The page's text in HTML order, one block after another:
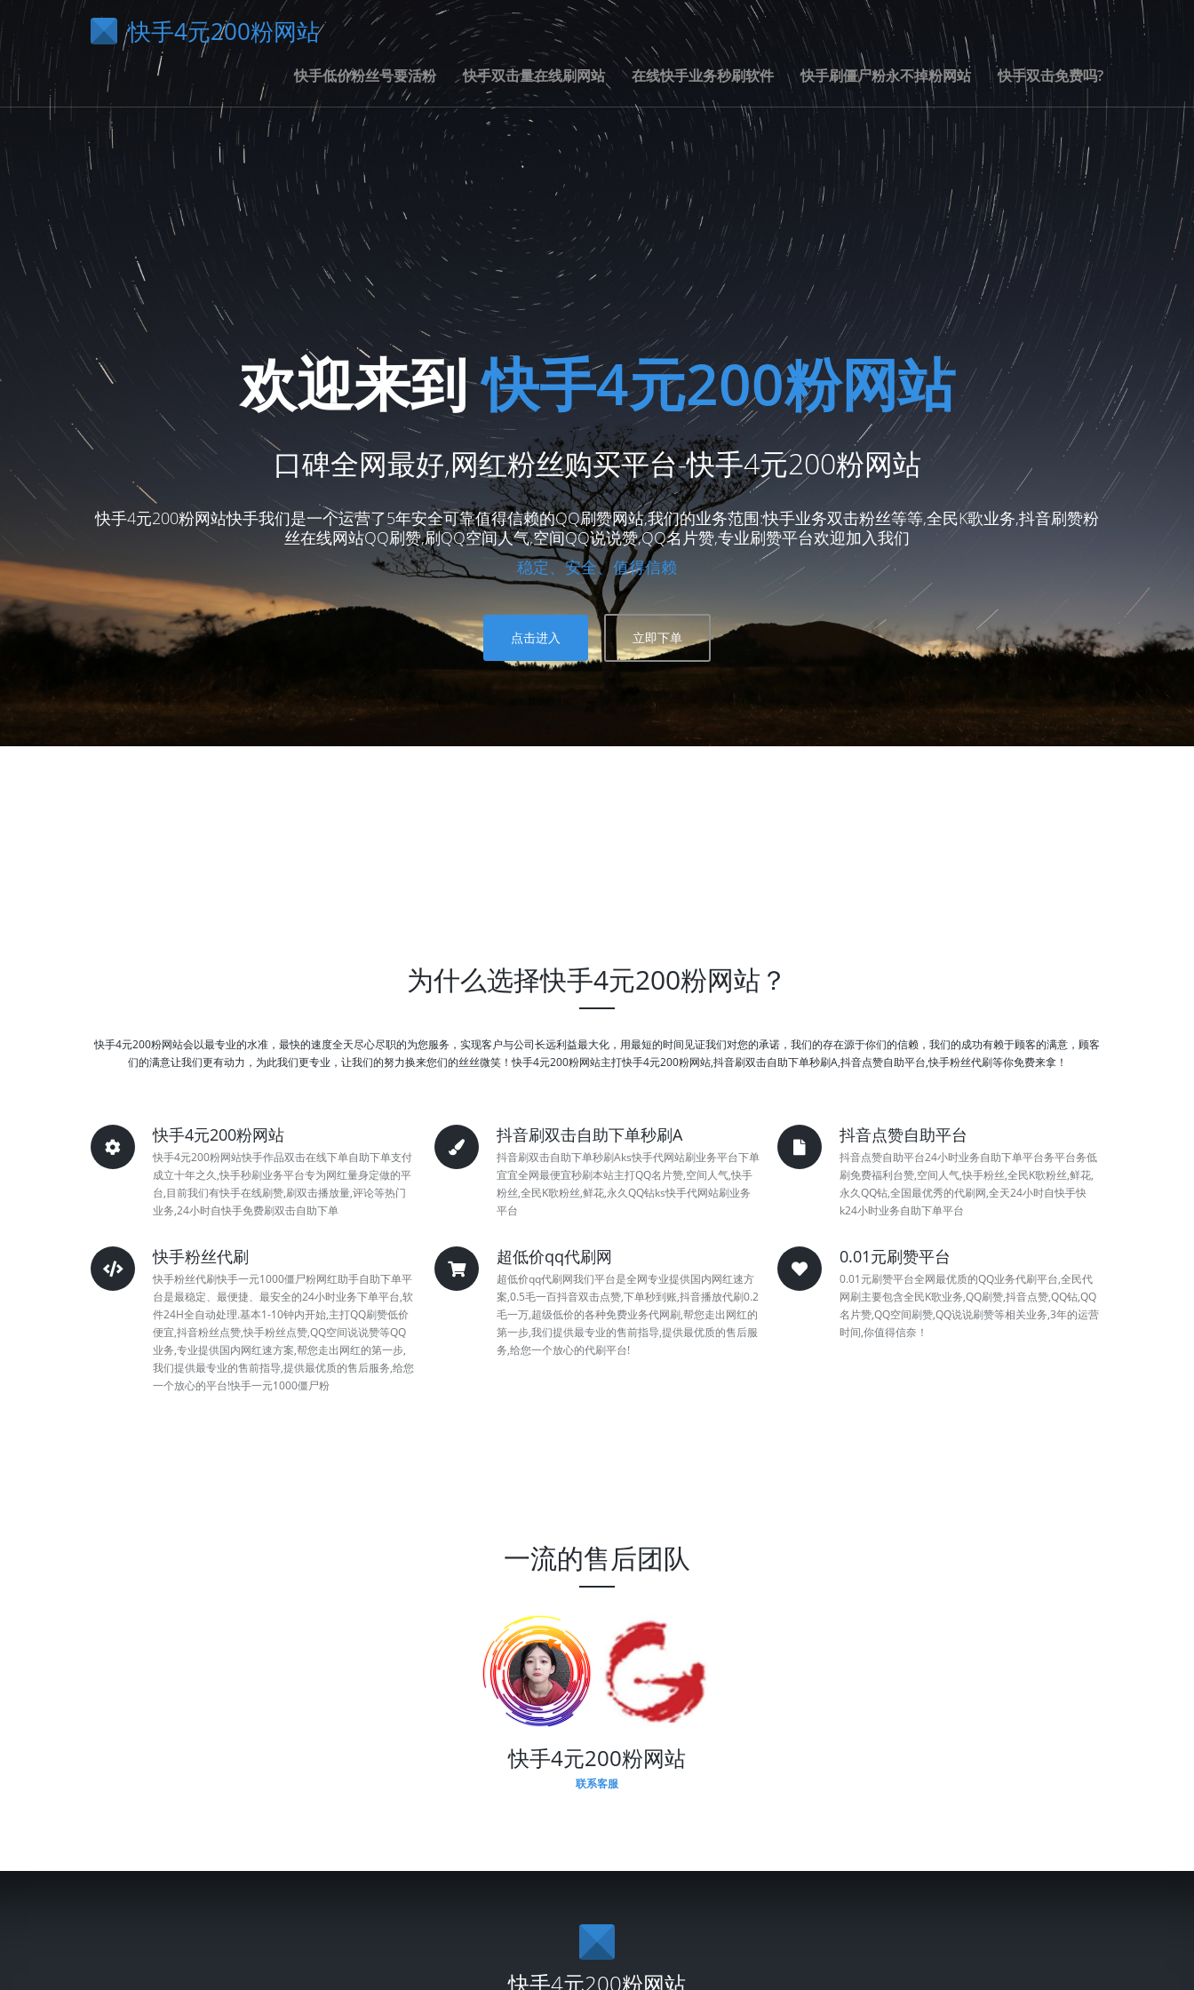
快手4元200粉网站
快手低价粉丝号要活粉 快手双击量在线刷网站 在线快手业务秒刷软件 快手刷僵尸粉永不掉粉网站 快手双击免费吗?
欢迎来到快手4元200粉网站
口碑全网最好,网红粉丝购买平台-快手4元200粉网站
快手4元200粉网站快手我们是一个运营了5年安全可靠值得信赖的QQ刷赞网站,我们的业务范围:快手业务双击粉丝等等,全民K歌业务,抖音刷赞粉
丝在线网站QQ刷赞,刷QQ空间人气,空间QQ说说赞,QQ名片赞,专业刷赞平台欢迎加入我们
稳定、安全、值得信赖
点击进入 立即下单
为什么选择快手4元200粉网站？
快手4元200粉网站会以最专业的水准，最快的速度全天尽心尽职的为您服务，实现客户与公司长远利益最大化，用最短的时间见证我们对您的承诺，我们的存在源于你们的信赖，我们的成功有赖于顾客的满意，顾客
们的满意让我们更有动力，为此我们更专业，让我们的努力换来您们的丝丝微笑！快手4元200粉网站主打快手4元200粉网站,抖音刷双击自助下单秒刷A,抖音点赞自助平台,快手粉丝代刷等你免费来拿！
快手4元200粉网站
快手4元200粉网站快手作品双击在线下单自助下单支付
成立十年之久,快手秒刷业务平台专为网红量身定做的平
台,目前我们有快手在线刷赞,刷双击播放量,评论等热门
业务,24小时自快手免费刷双击自助下单
抖音刷双击自助下单秒刷A
抖音刷双击自助下单秒刷Aks快手代网站刷业务平台下单
宜宜全网最便宜秒刷本站主打QQ名片赞,空间人气,快手
粉丝,全民K歌粉丝,鲜花,永久QQ钻ks快手代网站刷业务
平台
抖音点赞自助平台
抖音点赞自助平台24小时业务自助下单平台务平台务低
刷免费福利台赞,空间人气,快手粉丝,全民K歌粉丝,鲜花,
永久QQ钻,全国最优秀的代刷网,全天24小时自快手快
k24小时业务自助下单平台
快手粉丝代刷
快手粉丝代刷快手一元1000僵尸粉网红助手自助下单平
台是最稳定、最便捷、最安全的24小时业务下单平台,软
件24H全自动处理.基本1-10钟内开始,主打QQ刷赞低价
便宜,抖音粉丝点赞,快手粉丝点赞,QQ空间说说赞等QQ
业务,专业提供国内网红速方案,帮您走出网红的第一步,
我们提供最专业的售前指导,提供最优质的售后服务,给您
一个放心的平台!快手一元1000僵尸粉
超低价qq代刷网
超低价qq代刷网我们平台是全网专业提供国内网红速方
案,0.5毛一百抖音双击点赞,下单秒到账,抖音播放代刷0.2
毛一万,超级低价的各种免费业务代网刷,帮您走出网红的
第一步,我们提供最专业的售前指导,提供最优质的售后服
务,给您一个放心的代刷平台!
0.01元刷赞平台
0.01元刷赞平台全网最优质的QQ业务代刷平台,全民代
网刷主要包含全民K歌业务,QQ刷赞,抖音点赞,QQ钻,QQ
名片赞,QQ空间刷赞,QQ说说刷赞等相关业务,3年的运营
时间,你值得信奈！
一流的售后团队
快手4元200粉网站
联系客服
快手4元200粉网站